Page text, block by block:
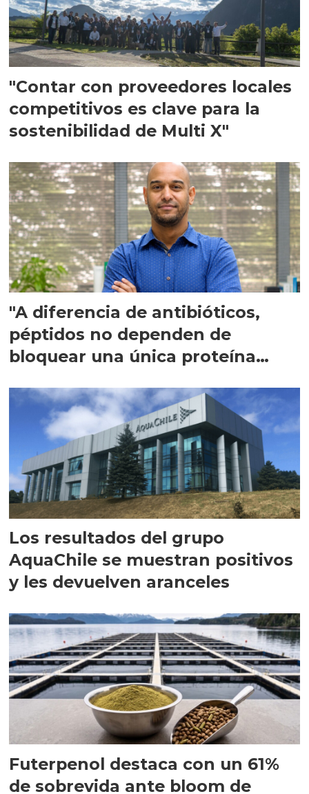
"Contar con proveedores locales
competitivos es clave para la
sostenibilidad de Multi X"
"A diferencia de antibióticos,
péptidos no dependen de
bloquear una única proteína
Los resultados del grupo
AquaChile se muestran positivos
y les devuelven aranceles
Futerpenol destaca con un 61%
de sobrevida ante bloom de